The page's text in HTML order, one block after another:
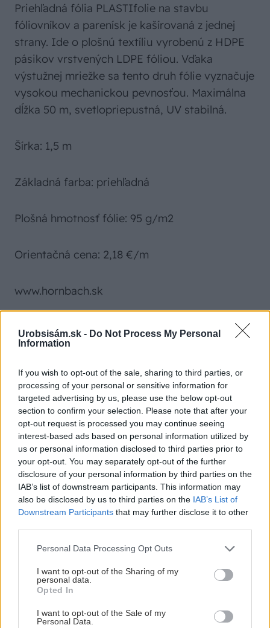
Urobsisám.sk - Do Not Process My Personal
Information
If you wish to opt-out of the sale, sharing to third parties, or
processing of your personal or sensitive information for
targeted advertising by us, please use the below opt-out
section to confirm your selection. Please note that after your
opt-out request is processed you may continue seeing
interest-based ads based on personal information utilized by
us or personal information disclosed to third parties prior to
your opt-out. You may separately opt-out of the further
disclosure of your personal information by third parties on the
IAB’s list of downstream participants. This information may
also be disclosed by us to third parties on the IAB’s List of
Downstream Participants that may further disclose it to other
Please note that this website/app uses one or more Google
not limited to your visit or usage behaviour. You may click to
grant or deny consent to Google and its third-party tags to
use your data for below specified purposes in below Google
consent section.
Personal Data Processing Opt Outs
I want to opt-out of the Sharing of my
personal data.
Opted In
I want to opt-out of the Sale of my
Personal Data.
Priehľadná fólia PLASTIfolie na stavbu
fóliovníkov a parenísk je kašírovaná z jednej
strany. Ide o plošnú textíliu vyrobenú z HDPE
pásikov vrstvených LDPE fóliou. Vďaka
výstužnej mriežke sa tento druh fólie vyznačuje
vysokou mechanickou pevnosťou. Maximálna
dĺžka 50 m, svetlopriepustná, UV stabilná.
Šírka: 1,5 m
Základná farba: priehľadná
Plošná hmotnosť fólie: 95 g/m2
Orientačná cena: 2,18 €/m
www.hornbach.sk
Skleníková fólia s výstužnou mriežkou
Extrasilná a odolná fólia určená na zakrytie
skleníkov, parenísk a fóliovníkov. Zosilnená